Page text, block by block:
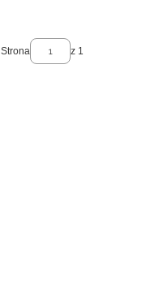
Strona z 1